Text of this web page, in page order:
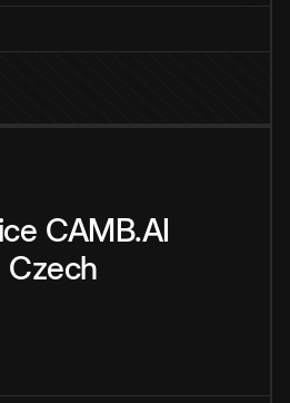
CAMB.AI
Czech